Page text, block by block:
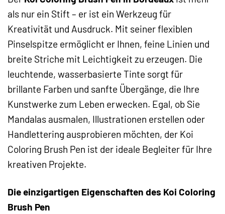
als nur ein Stift – er ist ein Werkzeug für
Kreativität und Ausdruck. Mit seiner flexiblen
Pinselspitze ermöglicht er Ihnen, feine Linien und
breite Striche mit Leichtigkeit zu erzeugen. Die
leuchtende, wasserbasierte Tinte sorgt für
brillante Farben und sanfte Übergänge, die Ihre
Kunstwerke zum Leben erwecken. Egal, ob Sie
Mandalas ausmalen, Illustrationen erstellen oder
Handlettering ausprobieren möchten, der Koi
Coloring Brush Pen ist der ideale Begleiter für Ihre
kreativen Projekte.
Die einzigartigen Eigenschaften des Koi Coloring
Brush Pen